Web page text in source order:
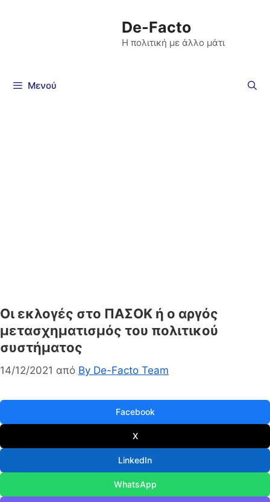
De-Facto
Η πολιτική με άλλο μάτι
Μενού
Οι εκλογές στο ΠΑΣΟΚ ή ο αργός
μετασχηματισμός του πολιτικού
συστήματος
14/12/2021 από By De-Facto Team
Facebook
X
LinkedIn
WhatsApp